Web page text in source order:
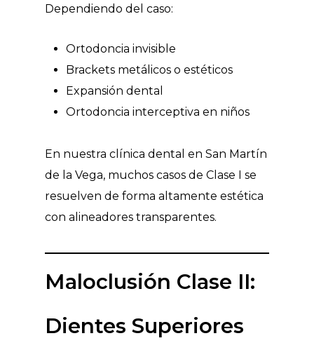
Dependiendo del caso:
Ortodoncia invisible
Brackets metálicos o estéticos
Expansión dental
Ortodoncia interceptiva en niños
En nuestra clínica dental en San Martín
de la Vega, muchos casos de Clase I se
resuelven de forma altamente estética
con alineadores transparentes.
Maloclusión Clase II:
Dientes Superiores